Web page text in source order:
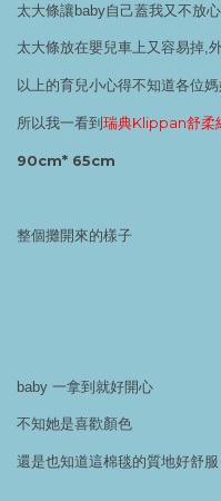
太大條讓baby自己蓋我又不放心
太大條放在嬰兒車上又容易掉,
以上的育兒小心得不知道各位
所以我一看到 瑞典Klippan舒柔
90cm* 65cm
整個攤開來的樣子
baby 一拿到就好開心
不知她是喜歡顏色
還是也知道這棉毯的質地好舒服